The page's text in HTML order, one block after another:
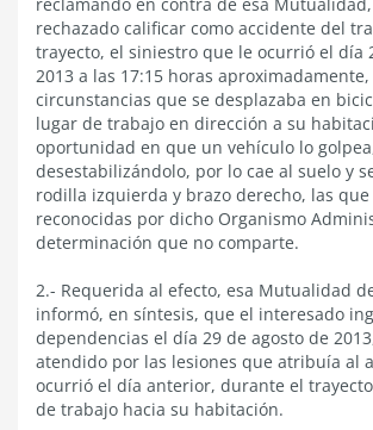
rechazado calificar como accidente del
trayecto, el siniestro que le ocurrió el día
2013 a las 17:15 horas aproximadamente,
circunstancias que se desplazaba en
lugar de trabajo en dirección a su
oportunidad en que un vehículo lo
desestabilizándolo, por lo cae al suelo y
rodilla izquierda y brazo derecho, las
reconocidas por dicho Organismo
determinación que no comparte.
2.- Requerida al efecto, esa Mutualidad
informó, en síntesis, que el interesado
dependencias el día 29 de agosto de
atendido por las lesiones que atribuía al
ocurrió el día anterior, durante el
de trabajo hacia su habitación.